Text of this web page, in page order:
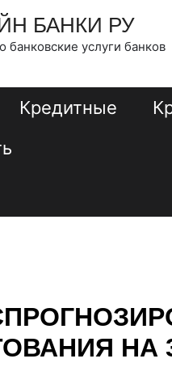
БАНКИ РУ
банковские услуги банков
Кредитные
НА